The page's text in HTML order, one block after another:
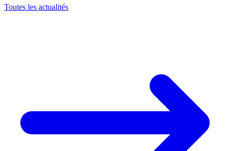
Toutes les actualités